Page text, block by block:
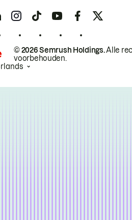
© 2026 Semrush Holdings.Alle
voorbehouden.